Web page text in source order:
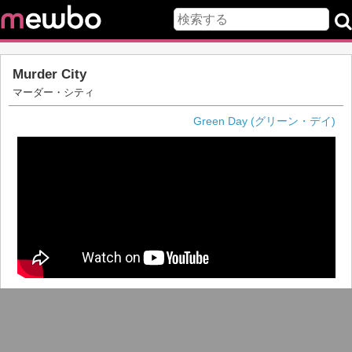
Murder City
マーダー・シティ
Green Day (グリーン・デイ)